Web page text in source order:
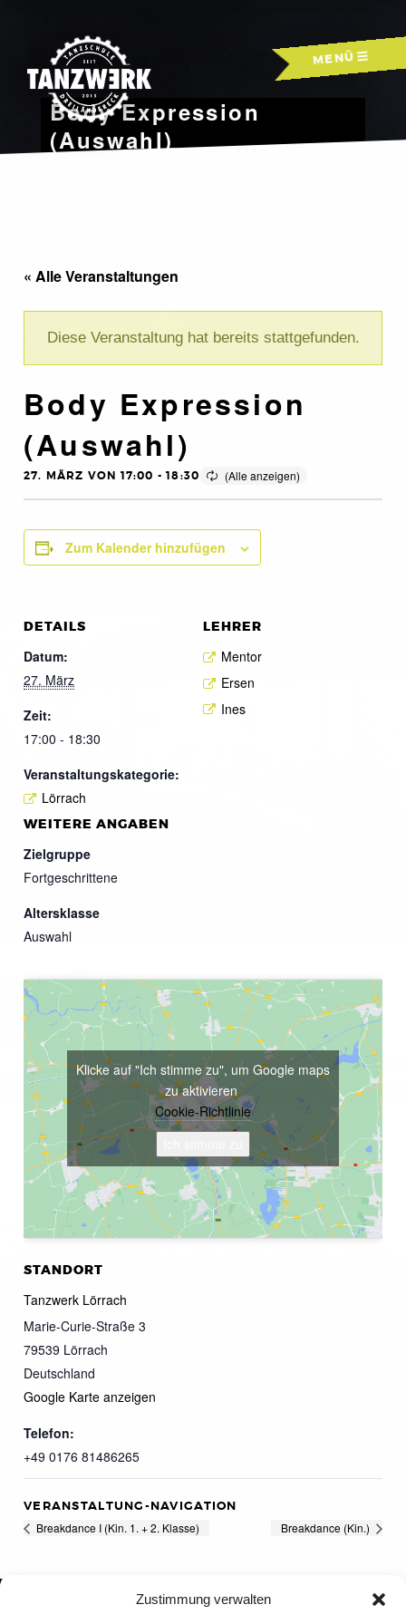
Zustimmung verwalten
MENÜ
Body Expression
(Auswahl)
« Alle Veranstaltungen
Diese Veranstaltung hat bereits stattgefunden.
Body Expression
(Auswahl)
27. MÄRZ VON 17:00 -18:30
Zum Kalender hinzufügen
DETAILS
Datum:
27. März
Zeit:
17:00 - 18:30
Veranstaltungskategorie:
Lörrach
LEHRER
Mentor
Ersen
Ines
WEITERE ANGABEN
Zielgruppe
Fortgeschrittene
Altersklasse
Auswahl
STANDORT
Tanzwerk Lörrach
Marie-Curie-Straße 3
79539 Lörrach
Deutschland
Google Karte anzeigen
Telefon:
+49 0176 81486265
Klicke auf "Ich stimme zu", um Google maps
zu aktivieren
Cookie-Richtlinie
VERANSTALTUNG-NAVIGATION
Breakdance I (Kin. 1. + 2. Klasse) Breakdance (Kin.)